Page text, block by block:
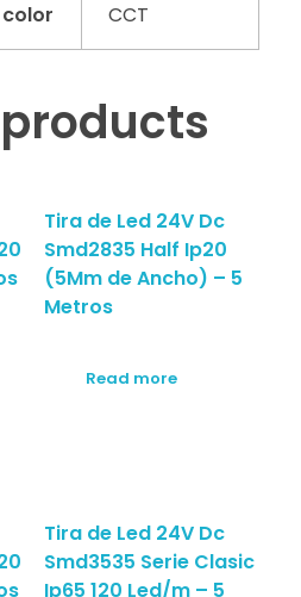
CCT
Tira de Led 24V Dc
Smd2835 Half Ip20
(5Mm de Ancho) – 5
Metros
Read more
Tira de Led 24V Dc
Smd3535 Serie Clasic
Ip65 120 Led/m – 5